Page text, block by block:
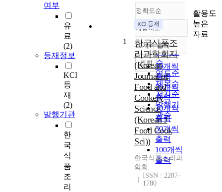
여부
유
료
(2)
등재정보
KCI
등
재
(2)
발행기관
한
국
식
품
조
리
정확도순
정확도
순
인기도
순
연도순
제목순
저자순
발행기
관순
내림차순
내림차순
10개씩 출력
10개씩
출력
20개씩
출력
30개씩
출력
50개씩
출력
100개씩
출력
조회
1
한국식품조
리과학회지
(Korean
Journal of
Food and
Cookery
Science
(Korean J
Food Cook
Sci))
한국식품조리과
학회
ISSN : 2287-
1780
활용도
높은
자료